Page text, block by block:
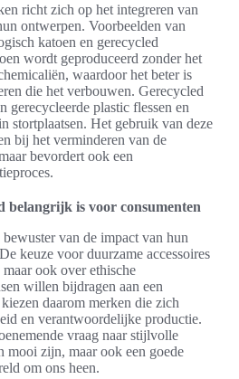
richt zich op het integreren van
ontwerpen. Voorbeelden van
katoen en gerecycled
wordt geproduceerd zonder het
waardoor het beter is
die het verbouwen. Gerecycled
gerecycleerde plastic flessen en
stortplaatsen. Het gebruik van deze
bij het verminderen van de
bevordert ook een
belangrijk is voor consumenten
van de impact van hun
keuze voor duurzame accessoires
ook over ethische
willen bijdragen aan een
daarom merken die zich
en verantwoordelijke productie.
vraag naar stijlvolle
mooi zijn, maar ook een goede
om ons heen.